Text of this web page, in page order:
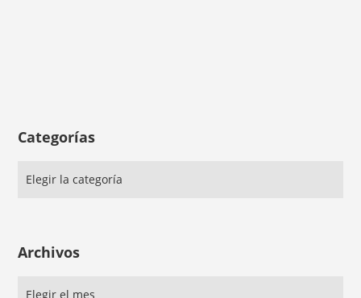
Categorías
Archivos